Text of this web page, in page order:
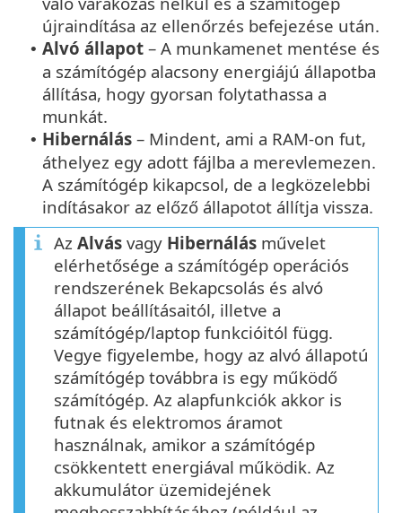
újraindítása az ellenőrzés befejezése után.
• Alvó állapot – A munkamenet mentése és
a számítógép alacsony energiájú állapotba
állítása, hogy gyorsan folytathassa a
munkát.
• Hibernálás – Mindent, ami a RAM-on fut,
áthelyez egy adott fájlba a merevlemezen.
A számítógép kikapcsol, de a legközelebbi
indításakor az előző állapotot állítja vissza.
Az Alvás vagy Hibernálás művelet
elérhetősége a számítógép operációs
rendszerének Bekapcsolás és alvó
állapot beállításaitól, illetve a
számítógép/laptop funkcióitól függ.
Vegye figyelembe, hogy az alvó állapotú
számítógép továbbra is egy működő
számítógép. Az alapfunkciók akkor is
futnak és elektromos áramot
használnak, amikor a számítógép
csökkentett energiával működik. Az
akkumulátor üzemidejének